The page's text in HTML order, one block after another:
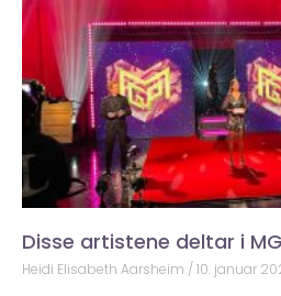
Disse artistene deltar i
Heidi Elisabeth Aarsheim 10. januar